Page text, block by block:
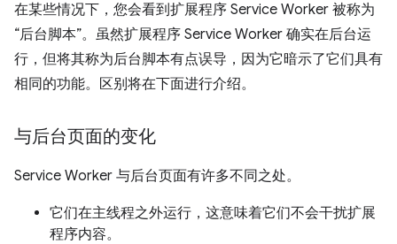
在某些情况下，您会看到扩展程序 Service Worker 被称为
“后台脚本”。虽然扩展程序 Service Worker 确实在后台运
行，但将其称为后台脚本有点误导，因为它暗示了它们具有
相同的功能。区别将在下面进行介绍。
与后台页面的变化
Service Worker 与后台页面有许多不同之处。
它们在主线程之外运行，这意味着它们不会干扰扩展
程序内容。